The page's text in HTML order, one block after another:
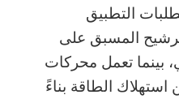
التطبيق
المسبق على
بينما تعمل محركات
استهلاك الطاقة بناءً